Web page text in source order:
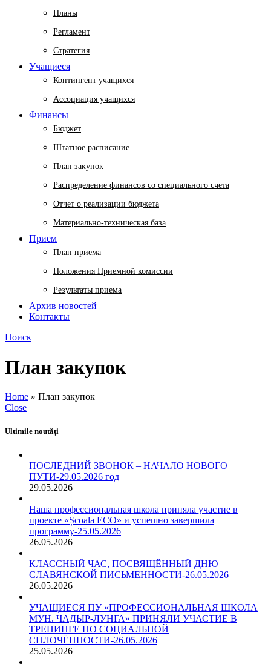
Планы
Регламент
Стратегия
Учащиеся
Контингент учащихся
Ассоциация учащихся
Финансы
Бюджет
Штатное расписание
План закупок
Распределение финансов со специального счета
Отчет о реализации бюджета
Материально-техническая база
Прием
План приема
Положения Приемной комиссии
Результаты приема
Архив новостей
Контакты
Поиск
План закупок
Home » План закупок
Close
Ultimile noutăți
ПОСЛЕДНИЙ ЗВОНОК – НАЧАЛО НОВОГО
ПУТИ-29.05.2026 год
29.05.2026
Наша профессиональная школа приняла участие в
проекте «Școala ECO» и успешно завершила
программу-25.05.2026
26.05.2026
КЛАССНЫЙ ЧАС, ПОСВЯЩЁННЫЙ ДНЮ
СЛАВЯНСКОЙ ПИСЬМЕННОСТИ-26.05.2026
26.05.2026
УЧАЩИЕСЯ ПУ «ПРОФЕССИОНАЛЬНАЯ ШКОЛА
МУН. ЧАДЫР-ЛУНГА» ПРИНЯЛИ УЧАСТИЕ В
ТРЕНИНГЕ ПО СОЦИАЛЬНОЙ
СПЛОЧЁННОСТИ-26.05.2026
25.05.2026